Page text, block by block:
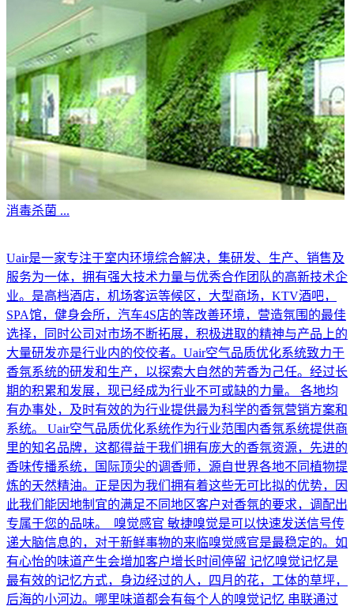
消毒杀菌 ...
Uair是一家专注于室内环境综合解决，集研发、生产、销售及
服务为一体，拥有强大技术力量与优秀合作团队的高新技术企
业。是高档酒店，机场客运等候区，大型商场，KTV酒吧，
SPA馆，健身会所，汽车4S店的等改善环境，营造氛围的最佳
选择，同时公司对市场不断拓展，积极进取的精神与产品上的
大量研发亦是行业内的佼佼者。Uair空气品质优化系统致力于
香氛系统的研发和生产，以探索大自然的芳香为己任。经过长
期的积累和发展，现已经成为行业不可或缺的力量。 各地均
有办事处，及时有效的为行业提供最为科学的香氛营销方案和
系统。 Uair空气品质优化系统作为行业范围内香氛系统提供商
里的知名品牌，这都得益于我们拥有庞大的香氛资源，先进的
香味传播系统，国际顶尖的调香师，源自世界各地不同植物提
炼的天然精油。正是因为我们拥有着这些无可比拟的优势，因
此我们能因地制宜的满足不同地区客户对香氛的要求，调配出
专属于您的品味。 嗅觉感官 敏捷嗅觉是可以快速发送信号传
递大脑信息的，对于新鲜事物的来临嗅觉感官是最稳定的。如
有心怡的味道产生会增加客户增长时间停留 记忆嗅觉记忆是
最有效的记忆方式，身边经过的人，四月的花，工体的草坪，
后海的小河边。哪里味道都会有每个人的嗅觉记忆 串联通过